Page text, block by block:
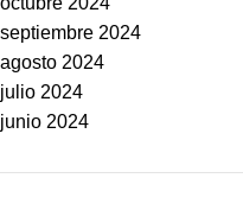
septiembre 2024
agosto 2024
julio 2024
junio 2024